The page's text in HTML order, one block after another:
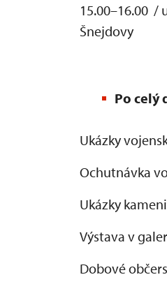
15.00–16.00 /
Šnejdovy
Po celý
Ukázky
Ochutnávka
Ukázky
Výstava v
Dobové